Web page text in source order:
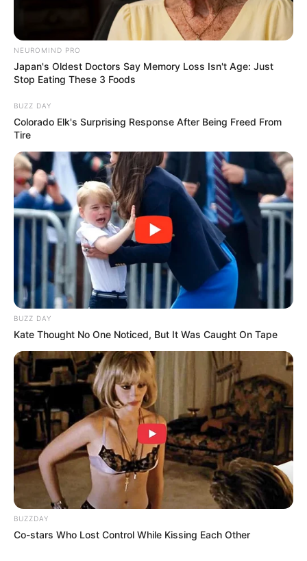
Tidak diketahui pasti berapa total kekayaan Jamiatul Adewiyah,
kekayaannya berasal dari kariernya sebagai TikToker dan
selebgram.
Kontroversi
–
Fakta Menarik
Awalnya membuat konten tanpa memakai hijab tapi kemudian
memakai hijab hingga sekarang.
Pemilik skincara J’DAZ Beauty.
Merupakan brand ambassador dari Sewa Apartemen Mks,
Nufaceid, Top Beauty Makassar, Secretclean Id.
NEUROMIND PRO
Japan's Oldest Doctors Say Memory Loss Isn't Age: Just
Stop Eating These 3 Foods
BUZZ DAY
Colorado Elk's Surprising Response After Being Freed From
Tire
BUZZ DAY
Kate Thought No One Noticed, But It Was Caught On Tape
BUZZDAY
Co-stars Who Lost Control While Kissing Each Other